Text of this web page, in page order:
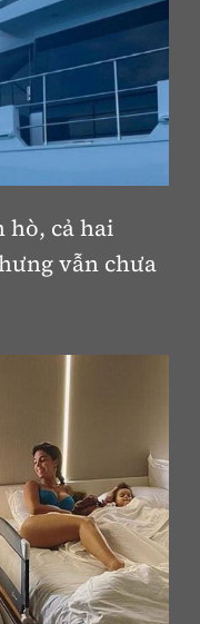
hò, cả hai
vẫn chưa